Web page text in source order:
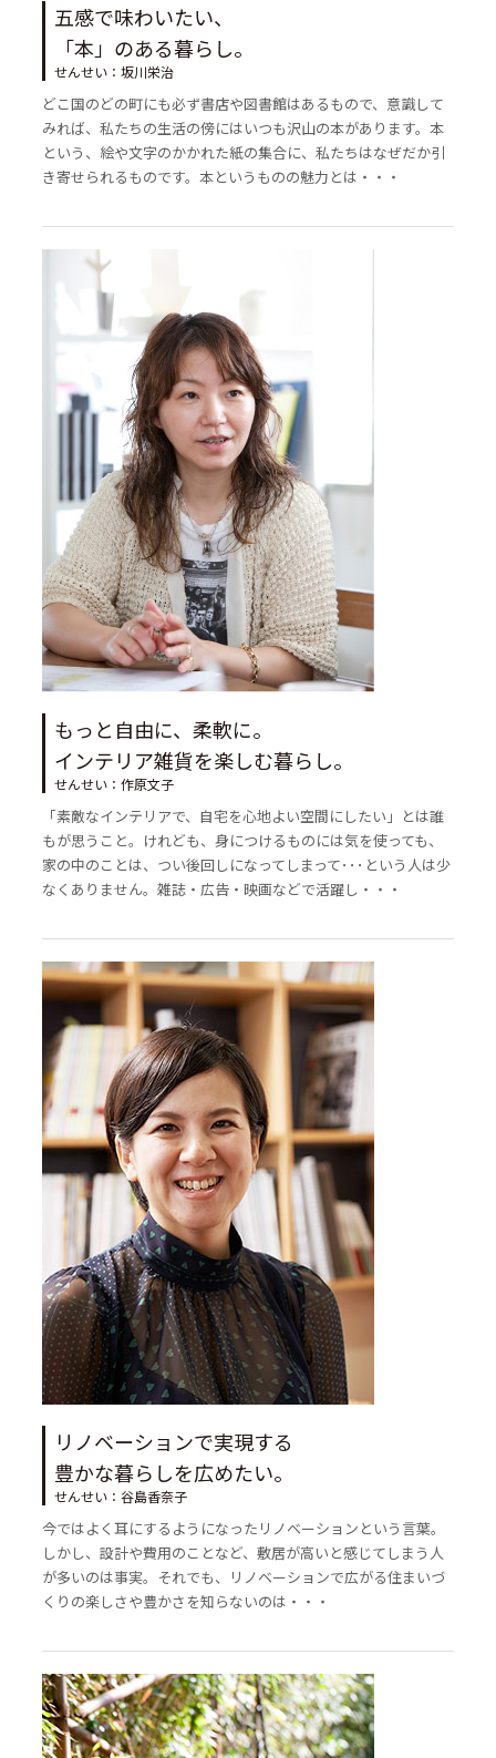
五感で味わいたい、
「本」のある暮らし。
せんせい：坂川栄治
どこ国のどの町にも必ず書店や図書館はあるもので、意識して
みれば、私たちの生活の傍にはいつも沢山の本があります。本
という、絵や文字のかかれた紙の集合に、私たちはなぜだか引
き寄せられるものです。本というものの魅力とは・・・
もっと自由に、柔軟に。
インテリア雑貨を楽しむ暮らし。
せんせい：作原文子
「素敵なインテリアで、自宅を心地よい空間にしたい」とは誰
もが思うこと。けれども、身につけるものには気を使っても、
家の中のことは、つい後回しになってしまって･･･という人は少
なくありません。雑誌・広告・映画などで活躍し・・・
リノベーションで実現する
豊かな暮らしを広めたい。
せんせい：谷島香奈子
今ではよく耳にするようになったリノベーションという言葉。
しかし、設計や費用のことなど、敷居が高いと感じてしまう人
が多いのは事実。それでも、リノベーションで広がる住まいづ
くりの楽しさや豊かさを知らないのは・・・